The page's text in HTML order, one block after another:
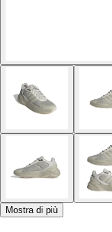
Mostra di più